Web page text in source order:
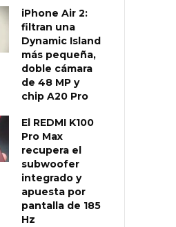
iPhone Air 2:
filtran una
Dynamic Island
más pequeña,
doble cámara
de 48 MP y
chip A20 Pro
El REDMI K100
Pro Max
recupera el
subwoofer
integrado y
apuesta por
pantalla de 185
Hz